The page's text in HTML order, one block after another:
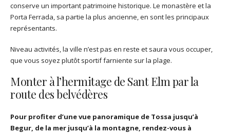
conserve un important patrimoine historique. Le monastère et la
Porta Ferrada, sa partie la plus ancienne, en sont les principaux
représentants.
Niveau activités, la ville n’est pas en reste et saura vous occuper,
que vous soyez plutôt sportif farniente sur la plage.
Monter à l’hermitage de Sant Elm par la
route des belvédères
Pour profiter d’une vue panoramique de Tossa jusqu’à
Begur, de la mer jusqu’à la montagne, rendez-vous à